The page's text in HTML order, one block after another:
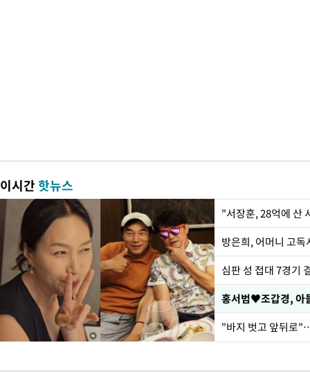
이시간핫뉴스
"서장훈, 28억에 산
방은희, 어머니 고
심판 성 접대 7경기
홍서범♥조갑경, 아
"바지 벗고 앞뒤로